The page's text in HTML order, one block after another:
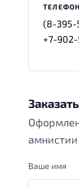
(8-395-
+7-
Ваше имя